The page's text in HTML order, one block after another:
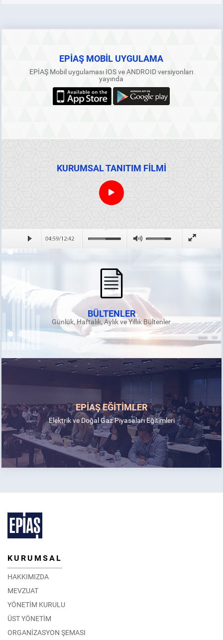
EPİAŞ MOBİL UYGULAMA
EPİAŞ Mobil uygulaması IOS ve ANDROID versiyonları
yayında
KURUMSAL TANITIM FİLMİ
BÜLTENLER
Günlük, Haftalık, Aylık ve Yıllık Bültenler
EPİAŞ EĞİTİMLER
Elektrik ve Doğal Gaz Piyasaları Eğitimleri
KURUMSAL
HAKKIMIZDA
MEVZUAT
YÖNETİM KURULU
ÜST YÖNETİM
ORGANİZASYON ŞEMASI